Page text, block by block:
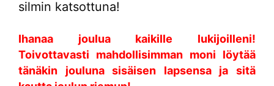
silmin katsottuna!
Ihanaa joulua kaikille lukijoilleni!
Toivottavasti mahdollisimman moni löytää
tänäkin jouluna sisäisen lapsensa ja sitä